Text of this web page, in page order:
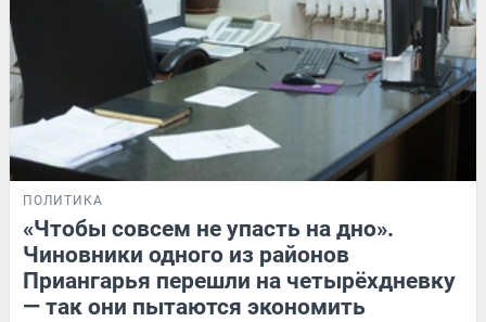
ПОЛИТИКА
«Чтобы совсем не упасть на дно».
Чиновники одного из районов
Приангарья перешли на четырёхдневку
— так они пытаются экономить